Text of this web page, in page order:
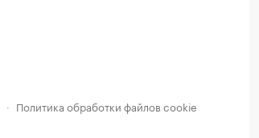
· Политика обработки файлов cookie